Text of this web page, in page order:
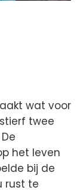
wat voor
twee
het leven
bij de
rust te